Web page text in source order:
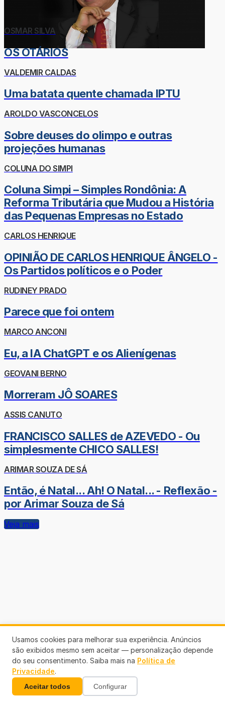
OSMAR SILVA
OS OTÁRIOS
VALDEMIR CALDAS
Uma batata quente chamada IPTU
AROLDO VASCONCELOS
Sobre deuses do olimpo e outras
projeções humanas
COLUNA DO SIMPI
Coluna Simpi – Simples Rondônia: A
Reforma Tributária que Mudou a História
das Pequenas Empresas no Estado
CARLOS HENRIQUE
OPINIÃO DE CARLOS HENRIQUE ÂNGELO -
Os Partidos políticos e o Poder
RUDINEY PRADO
Parece que foi ontem
MARCO ANCONI
Eu, a IA ChatGPT e os Alienígenas
GEOVANI BERNO
Morreram JÔ SOARES
ASSIS CANUTO
FRANCISCO SALLES de AZEVEDO - Ou
simplesmente CHICO SALLES!
ARIMAR SOUZA DE SÁ
Então, é Natal... Ah! O Natal... - Reflexão -
por Arimar Souza de Sá
Veja mais
Usamos cookies para melhorar sua experiência. Anúncios
são exibidos mesmo sem aceitar — personalização depende
do seu consentimento. Saiba mais na Política de
Privacidade.
Aceitar todos Configurar